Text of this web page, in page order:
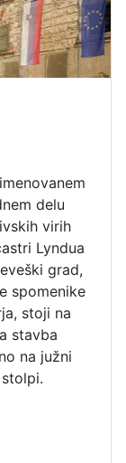
delu
virih
Lyndua
grad,
spomenike
stoji na
stavba
na južni